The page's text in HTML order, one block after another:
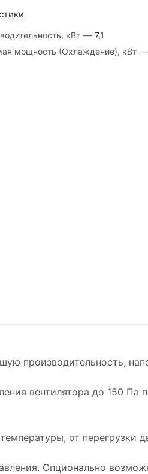
кВт — 7,1
мощность (Охлаждение), кВт —
производительность,
вентилятора до 150 Па
от перегрузки
Опционально